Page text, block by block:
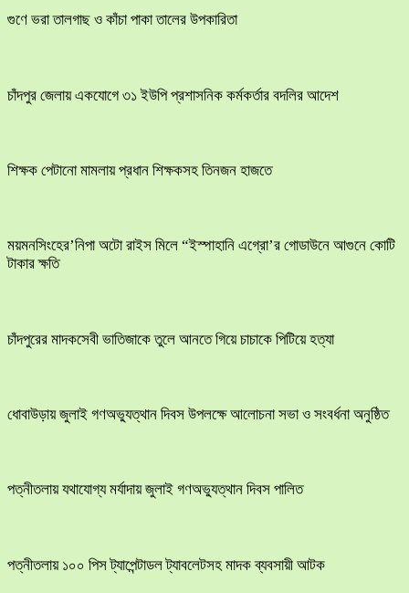
গুণে ভরা তালগাছ ও কাঁচা পাকা তালের উপকারিতা
চাঁদপুর জেলায় একযোগে ৩১ ইউপি প্রশাসনিক কর্মকর্তার বদলির আদেশ
শিক্ষক পেটানো মামলায় প্রধান শিক্ষকসহ তিনজন হাজতে
ময়মনসিংহের’নিপা অটো রাইস মিলে “ইস্পাহানি এগ্রো’র গোডাউনে আগুনে কোটি
টাকার ক্ষতি
চাঁদপুরের মাদকসেবী ভাতিজাকে তুলে আনতে গিয়ে চাচাকে পিটিয়ে হত্যা
ধোবাউড়ায় জুলাই গণঅভ্যুত্থান দিবস উপলক্ষে আলোচনা সভা ও সংবর্ধনা অনুষ্ঠিত
পত্নীতলায় যথাযোগ্য মর্যাদায় জুলাই গণঅভ্যুত্থান দিবস পালিত
পত্নীতলায় ১০০ পিস ট্যাপেন্টাডল ট্যাবলেটসহ মাদক ব্যবসায়ী আটক